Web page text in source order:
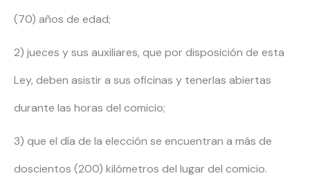
(70) años de edad;
2) jueces y sus auxiliares, que por disposición de esta
Ley, deben asistir a sus oficinas y tenerlas abiertas
durante las horas del comicio;
3) que el día de la elección se encuentran a más de
doscientos (200) kilómetros del lugar del comicio.